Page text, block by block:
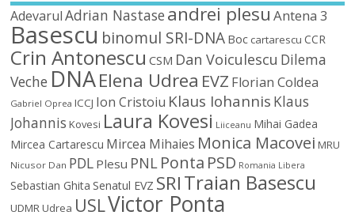
Adevarul Adrian Nastaseandrei plesuAntena 3
Basescu binomul SRI-DNA Boc cartarescu CCR
Crin Antonescu CSM Dan Voiculescu Dilema
Veche DNAElena Udrea EVZ Florian Coldea
Gabriel Oprea ICCJ Ion Cristoiu Klaus Iohannis Klaus
Johannis Kovesi Laura Kovesi Liiceanu Mihai Gadea
Mircea Cartarescu Mircea Mihaies Monica Macovei MRU
Nicusor Dan PDL Plesu PNL Ponta PSD Romania Libera
Sebastian Ghita Senatul EVZ SRITraian Basescu
UDMRUdrea USLVictor Ponta